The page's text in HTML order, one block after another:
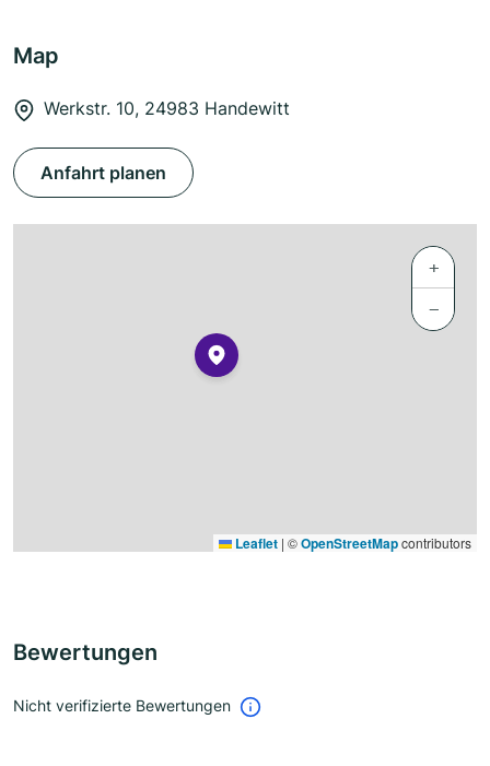
Map
Werkstr. 10, 24983 Handewitt
Anfahrt planen
+
−
Leaflet | ©OpenStreetMapcontributors
Bewertungen
Nicht verifizierte Bewertungen